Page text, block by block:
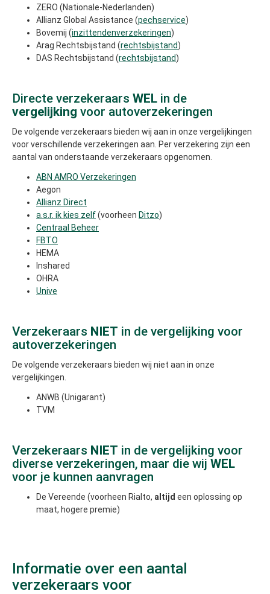
ZERO (Nationale-Nederlanden)
Allianz Global Assistance (pechservice)
Bovemij (inzittendenverzekeringen)
Arag Rechtsbijstand (rechtsbijstand)
DAS Rechtsbijstand (rechtsbijstand)
Directe verzekeraars WEL in de
vergelijking voor autoverzekeringen
De volgende verzekeraars bieden wij aan in onze vergelijkingen
voor verschillende verzekeringen aan. Per verzekering zijn een
aantal van onderstaande verzekeraars opgenomen.
ABN AMRO Verzekeringen
Aegon
Allianz Direct
a.s.r. ik kies zelf(voorheen Ditzo)
Centraal Beheer
FBTO
HEMA
Inshared
OHRA
Unive
Verzekeraars NIET in de vergelijking voor
autoverzekeringen
De volgende verzekeraars bieden wij niet aan in onze
vergelijkingen.
ANWB (Unigarant)
TVM
Verzekeraars NIET in de vergelijking voor
diverse verzekeringen, maar die wij WEL
voor je kunnen aanvragen
De Vereende (voorheen Rialto, altijd een oplossing op
maat, hogere premie)
Informatie over een aantal
verzekeraars voor